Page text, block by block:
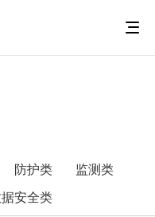
防护类 监测类
安全类